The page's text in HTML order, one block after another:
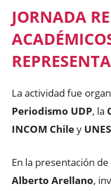
JORNADA
La actividad fue
Periodismo UDP, la
INCOM Chiley
En la presentación
Alberto Arellano,